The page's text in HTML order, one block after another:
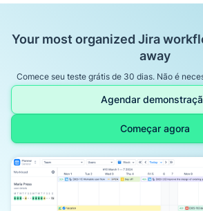
Your most organized Jira
away
Comece seu teste grátis de 30 dias. Não é
Agendar
Começar agora